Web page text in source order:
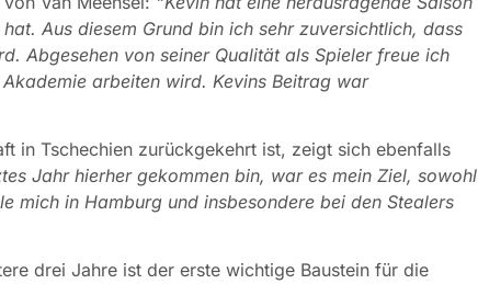
Aus diesem Grund bin ich sehr zuversichtlich, dass
Abgesehen von seiner Qualität als Spieler freue ich
arbeiten wird. Kevins Beitrag war
in Tschechien zurückgekehrt ist, zeigt sich ebenfalls
Jahr hierher gekommen bin, war es mein Ziel, sowohl
mich in Hamburg und insbesondere bei den Stealers
drei Jahre ist der erste wichtige Baustein für die